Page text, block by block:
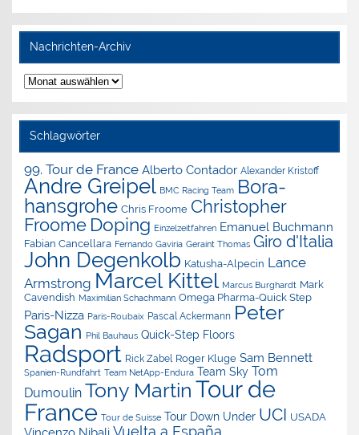
Nachrichten-Archiv
Nachrichten-
Archiv
Schlagwörter
99. Tour de France Alberto Contador Alexander Kristoff
Andre Greipel BMC Racing Team Bora-
hansgrohe Chris Froome Christopher
Froome Doping Einzelzeitfahren Emanuel Buchmann
Fabian Cancellara Fernando Gaviria Geraint Thomas Giro d'Italia
John Degenkolb Katusha-Alpecin Lance
Armstrong Marcel Kittel Marcus Burghardt Mark
Cavendish Maximilian Schachmann Omega Pharma-Quick Step
Paris-Nizza Paris-Roubaix Pascal Ackermann Peter
Sagan Phil Bauhaus Quick-Step Floors
Radsport Rick Zabel Roger Kluge Sam Bennett
Spanien-Rundfahrt Team NetApp-Endura Team Sky Tom
Dumoulin Tony Martin Tour de
France Tour de Suisse Tour Down Under UCI USADA